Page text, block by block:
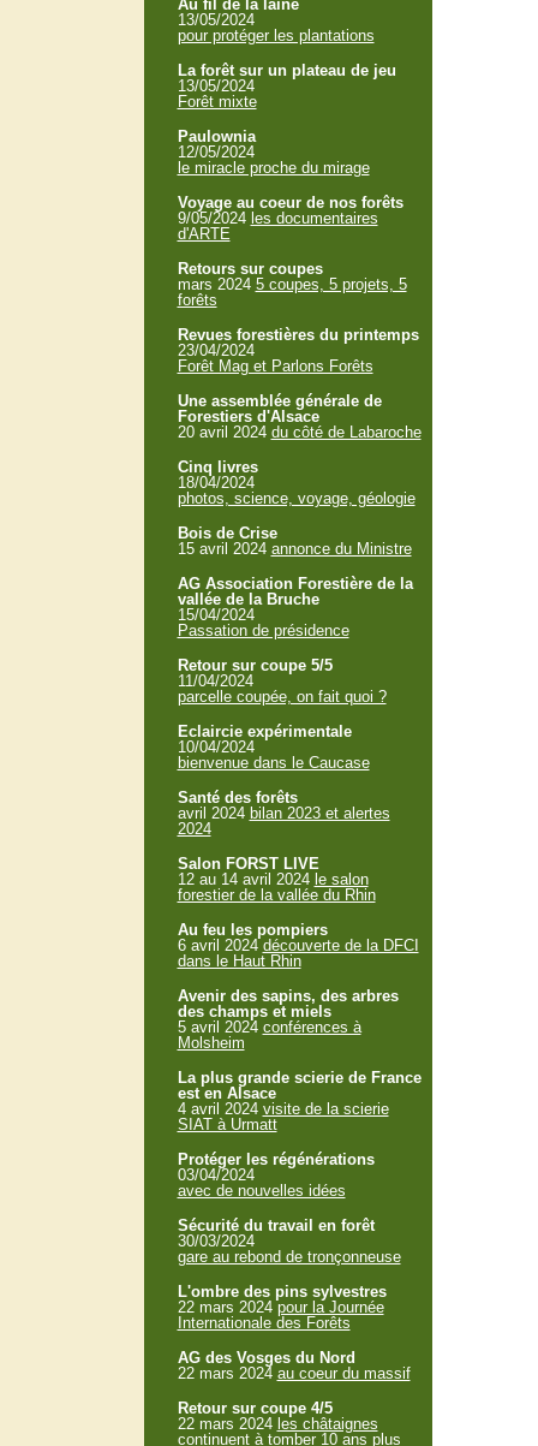
Au fil de la laine
13/05/2024
pour protéger les plantations
La forêt sur un plateau de jeu
13/05/2024
Forêt mixte
Paulownia
12/05/2024
le miracle proche du mirage
Voyage au coeur de nos forêts
9/05/2024 les documentaires
d'ARTE
Retours sur coupes
mars 2024 5 coupes, 5 projets, 5
forêts
Revues forestières du printemps
23/04/2024
Forêt Mag et Parlons Forêts
Une assemblée générale de
Forestiers d'Alsace
20 avril 2024 du côté de Labaroche
Cinq livres
18/04/2024
photos, science, voyage, géologie
Bois de Crise
15 avril 2024 annonce du Ministre
AG Association Forestière de la
vallée de la Bruche
15/04/2024
Passation de présidence
Retour sur coupe 5/5
11/04/2024
parcelle coupée, on fait quoi ?
Eclaircie expérimentale
10/04/2024
bienvenue dans le Caucase
Santé des forêts
avril 2024 bilan 2023 et alertes
2024
Salon FORST LIVE
12 au 14 avril 2024 le salon
forestier de la vallée du Rhin
Au feu les pompiers
6 avril 2024 découverte de la DFCI
dans le Haut Rhin
Avenir des sapins, des arbres
des champs et miels
5 avril 2024 conférences à
Molsheim
La plus grande scierie de France
est en Alsace
4 avril 2024 visite de la scierie
SIAT à Urmatt
Protéger les régénérations
03/04/2024
avec de nouvelles idées
Sécurité du travail en forêt
30/03/2024
gare au rebond de tronçonneuse
L'ombre des pins sylvestres
22 mars 2024 pour la Journée
Internationale des Forêts
AG des Vosges du Nord
22 mars 2024 au coeur du massif
Retour sur coupe 4/5
22 mars 2024 les châtaignes
continuent à tomber 10 ans plus